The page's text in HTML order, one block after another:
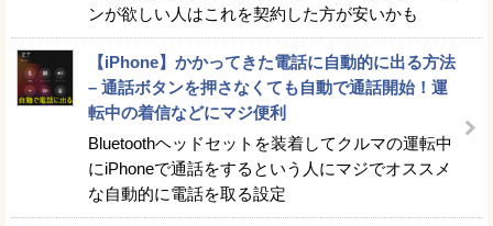
ンが欲しい人はこれを契約した方が安いかも
【iPhone】かかってきた電話に自動的に出る方法
– 通話ボタンを押さなくても自動で通話開始！運
転中の着信などにマジ便利
Bluetoothヘッドセットを装着してクルマの運転中
にiPhoneで通話をするという人にマジでオススメ
な自動的に電話を取る設定